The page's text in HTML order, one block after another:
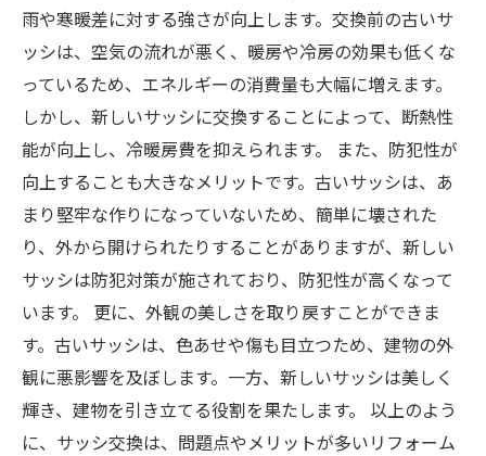
雨や寒暖差に対する強さが向上します。交換前の古いサ
ッシは、空気の流れが悪く、暖房や冷房の効果も低くな
っているため、エネルギーの消費量も大幅に増えます。
しかし、新しいサッシに交換することによって、断熱性
能が向上し、冷暖房費を抑えられます。 また、防犯性が
向上することも大きなメリットです。古いサッシは、あ
まり堅牢な作りになっていないため、簡単に壊された
り、外から開けられたりすることがありますが、新しい
サッシは防犯対策が施されており、防犯性が高くなって
います。 更に、外観の美しさを取り戻すことができま
す。古いサッシは、色あせや傷も目立つため、建物の外
観に悪影響を及ぼします。一方、新しいサッシは美しく
輝き、建物を引き立てる役割を果たします。 以上のよう
に、サッシ交換は、問題点やメリットが多いリフォーム